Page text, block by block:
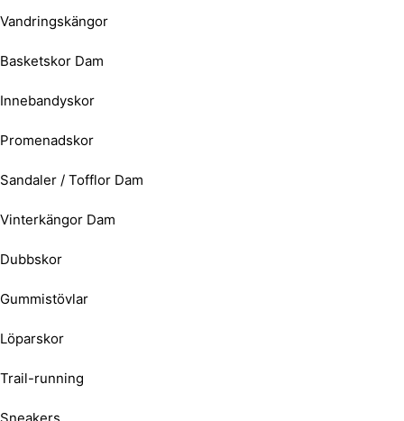
Vandringskängor
Basketskor Dam
Innebandyskor
Promenadskor
Sandaler / Tofflor Dam
Vinterkängor Dam
Dubbskor
Gummistövlar
Löparskor
Trail-running
Sneakers